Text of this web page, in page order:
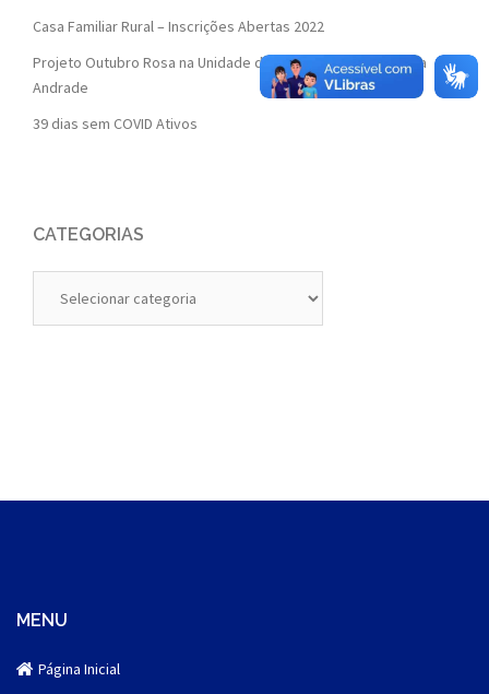
Casa Familiar Rural – Inscrições Abertas 2022
Projeto Outubro Rosa na Unidade de Saúde da Família Isaura
Andrade
39 dias sem COVID Ativos
CATEGORIAS
MENU
Página Inicial